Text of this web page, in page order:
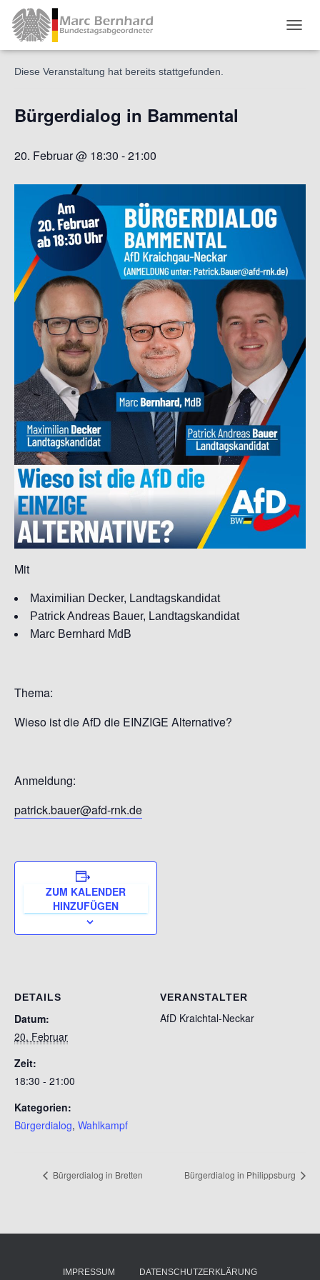
« Alle Veranstaltungen
Diese Veranstaltung hat bereits stattgefunden.
Bürgerdialog in Bammental
20. Februar @ 18:30 -21:00
Mit
Maximilian Decker, Landtagskandidat
Patrick Andreas Bauer, Landtagskandidat
Marc Bernhard MdB
Thema:
Wieso ist die AfD die EINZIGE Alternative?
Anmeldung:
patrick.bauer@afd-rnk.de
ZUM KALENDER
HINZUFÜGEN
DETAILS
Datum:
20. Februar
Zeit:
18:30 - 21:00
Kategorien:
Bürgerdialog, Wahlkampf
VERANSTALTER
AfD Kraichtal-Neckar
Bürgerdialog in Bretten Bürgerdialog in Philippsburg
IMPRESSUM DATENSCHUTZERKLÄRUNG